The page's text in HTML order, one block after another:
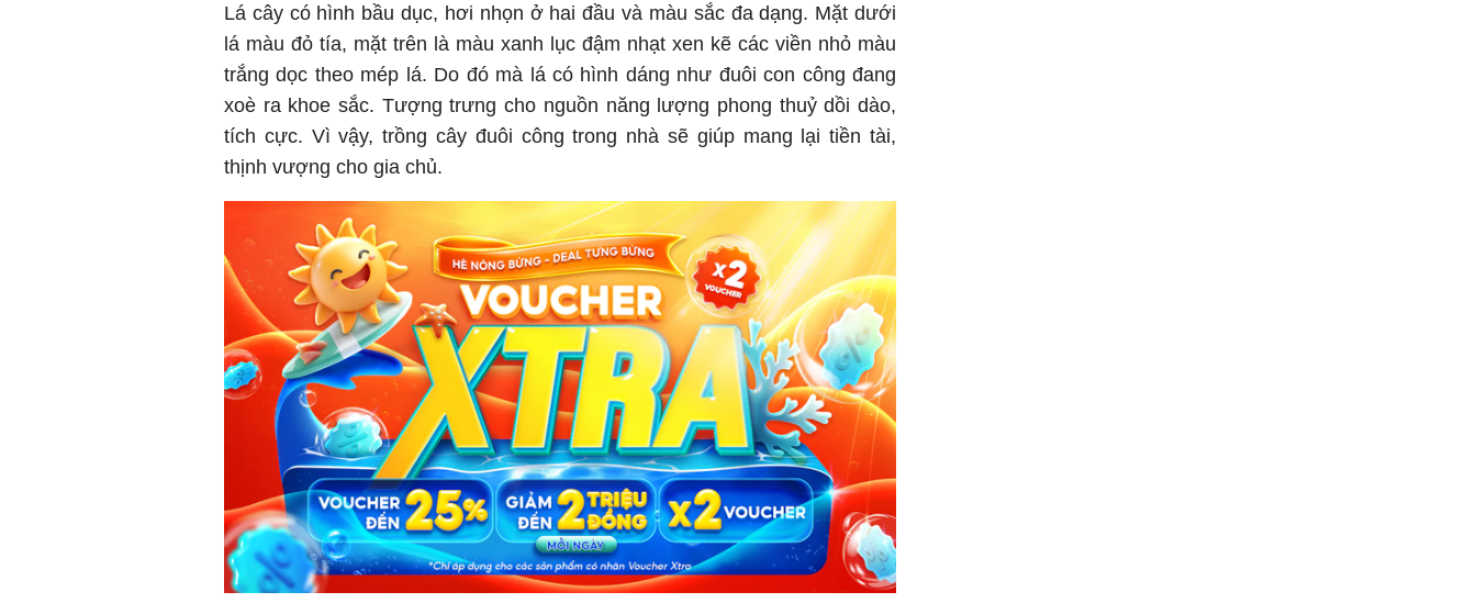
Lá cây có hình bầu dục, hơi nhọn ở hai đầu và màu sắc đa dạng. Mặt dưới
lá màu đỏ tía, mặt trên là màu xanh lục đậm nhạt xen kẽ các viền nhỏ màu
trắng dọc theo mép lá. Do đó mà lá có hình dáng như đuôi con công đang
xoè ra khoe sắc. Tượng trưng cho nguồn năng lượng phong thuỷ dồi dào,
tích cực. Vì vậy, trồng cây đuôi công trong nhà sẽ giúp mang lại tiền tài,
thịnh vượng cho gia chủ.